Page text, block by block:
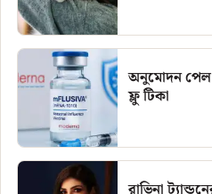
অনুমোদন পেল
ফ্লু টিকা